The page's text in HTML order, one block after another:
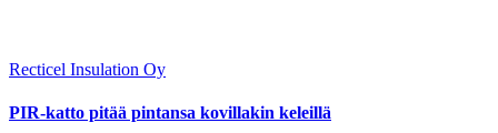
Recticel Insulation Oy
PIR-katto pitää pintansa kovillakin keleillä